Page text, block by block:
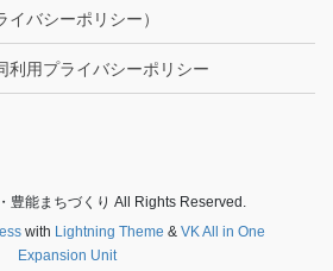
バシーポリシー）
利用プライバシーポリシー
豊能まちづくり All Rights Reserved.
with Lightning Theme & VK All in One
Expansion Unit